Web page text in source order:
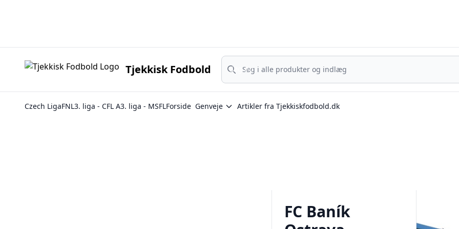
Tjekkisk Fodbold
Søg nu
Søg nu
Czech LigaFNL3. liga - CFL A3. liga - MSFLForside Genveje Artikler fra Tjekkiskfodbold.dk
FC Baník